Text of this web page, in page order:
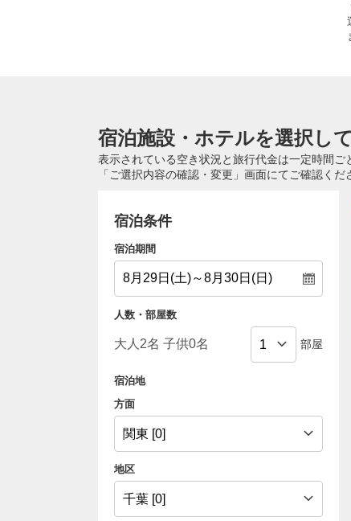
宿泊施設・ホテルを選択し
表示されている空き状況と旅行代金は一定時間
「ご選択内容の確認・変更」画面にてご確認くだ
宿泊条件
宿泊期間
人数・部屋数
部屋
宿泊地
方面
地区